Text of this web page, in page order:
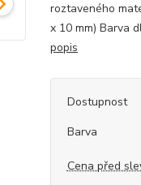
roztaveného
x 10 mm) Barva
popis
Dostupnost
Barva
Cena před